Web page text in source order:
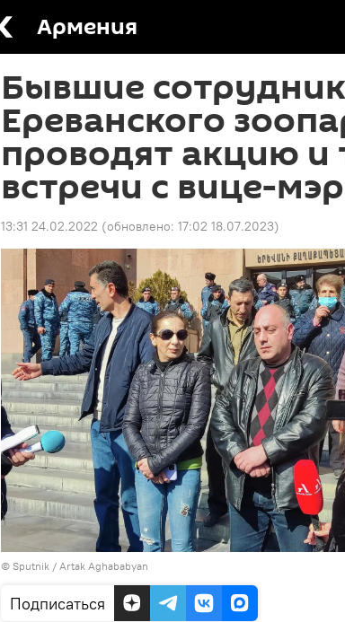
Армения
Бывшие
Ереванского
проводят акцию и
встречи с вице-
13:31 24.02.2022 (обновлено: 17:02 18.07.2023)
© Sputnik / Artak Aghababyan
Подписаться